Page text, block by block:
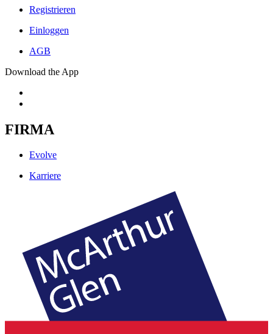
Registrieren
Einloggen
AGB
Download the App
FIRMA
Evolve
Karriere